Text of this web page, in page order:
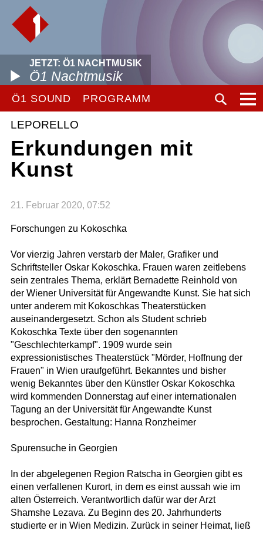
JETZT: Ö1 NACHTMUSIK
Ö1 Nachtmusik
Ö1 SOUND PROGRAMM
LEPORELLO
Erkundungen mit
Kunst
21. Februar 2020, 07:52
Forschungen zu Kokoschka
Vor vierzig Jahren verstarb der Maler, Grafiker und
Schriftsteller Oskar Kokoschka. Frauen waren zeitlebens
sein zentrales Thema, erklärt Bernadette Reinhold von
der Wiener Universität für Angewandte Kunst. Sie hat sich
unter anderem mit Kokoschkas Theaterstücken
auseinandergesetzt. Schon als Student schrieb
Kokoschka Texte über den sogenannten
"Geschlechterkampf". 1909 wurde sein
expressionistisches Theaterstück "Mörder, Hoffnung der
Frauen" in Wien uraufgeführt. Bekanntes und bisher
wenig Bekanntes über den Künstler Oskar Kokoschka
wird kommenden Donnerstag auf einer internationalen
Tagung an der Universität für Angewandte Kunst
besprochen. Gestaltung: Hanna Ronzheimer
Spurensuche in Georgien
In der abgelegenen Region Ratscha in Georgien gibt es
einen verfallenen Kurort, in dem es einst aussah wie im
alten Österreich. Verantwortlich dafür war der Arzt
Shamshe Lezava. Zu Beginn des 20. Jahrhunderts
studierte er in Wien Medizin. Zurück in seiner Heimat, ließ